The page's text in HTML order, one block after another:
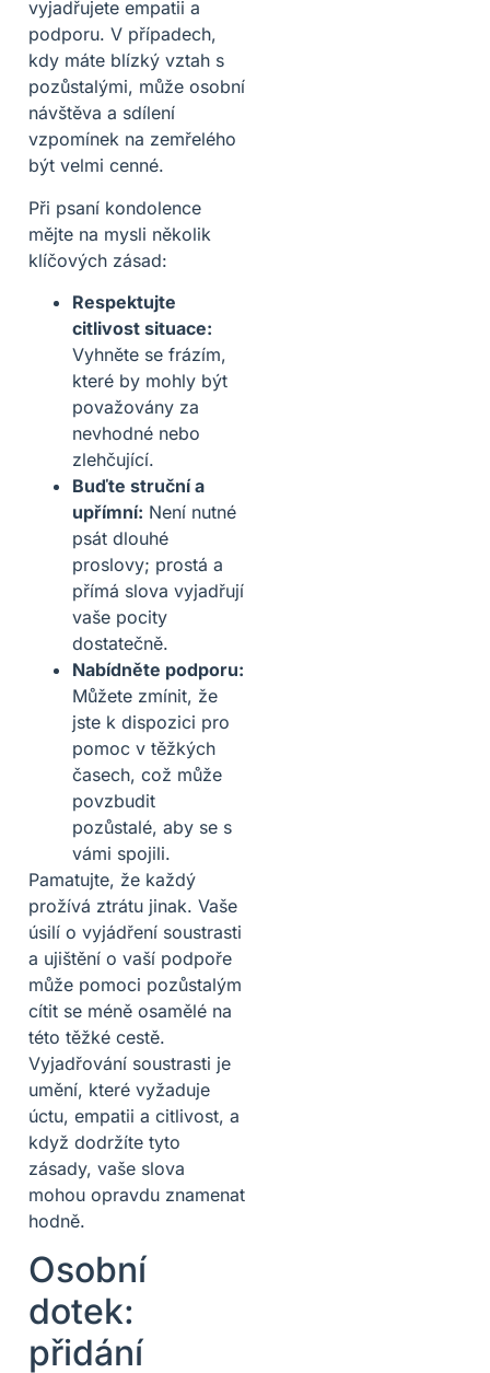
vyjadřujete empatii a
podporu. V případech,
kdy máte blízký vztah s
pozůstalými, může osobní
návštěva a sdílení
vzpomínek na zemřelého
být velmi cenné.
Při psaní kondolence
mějte na mysli několik
klíčových zásad:
Respektujte
citlivost situace:
Vyhněte se frázím,
které by mohly být
považovány za
nevhodné nebo
zlehčující.
Buďte struční a
upřímní: Není nutné
psát dlouhé
proslovy; prostá a
přímá slova vyjadřují
vaše pocity
dostatečně.
Nabídněte podporu:
Můžete zmínit, že
jste k dispozici pro
pomoc v těžkých
časech, což může
povzbudit
pozůstalé, aby se s
vámi spojili.
Pamatujte, že každý
prožívá ztrátu jinak. Vaše
úsilí o vyjádření soustrasti
a ujištění o vaší podpoře
může pomoci pozůstalým
cítit se méně osamělé na
této těžké cestě.
Vyjadřování soustrasti je
umění, které vyžaduje
úctu, empatii a citlivost, a
když dodržíte tyto
zásady, vaše slova
mohou opravdu znamenat
hodně.
Osobní
dotek:
přidání